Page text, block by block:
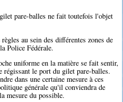
pare-balles ne fait toutefois l'objet
au sein des différentes zones de
Police Fédérale.
uniforme en la matière se fait sentir,
régissant le port du gilet pare-balles.
dans une certaine mesure à ces
générale qu'il conviendra de
mesure du possible.